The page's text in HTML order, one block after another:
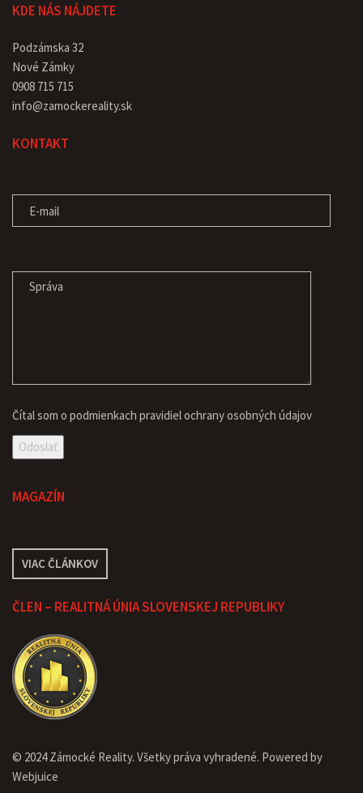
KDE NÁS NÁJDETE
Podzámska 32
Nové Zámky
0908 715 715
info@zamockereality.sk
KONTAKT
Čítal som o podmienkach pravidielochrany osobných údajov
MAGAZÍN
VIAC ČLÁNKOV
ČLEN – REALITNÁ ÚNIA SLOVENSKEJ REPUBLIKY
© 2024 Zámocké Reality. Všetky práva vyhradené. Powered by
Webjuice